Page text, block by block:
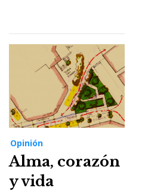
Opinión
Alma, corazón
y vida